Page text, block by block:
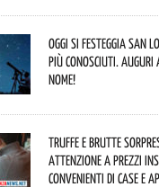
Oggi si festeggia San
più conosciuti.
nome!
Truffe e brutte
attenzione a prezzi
convenienti di case e